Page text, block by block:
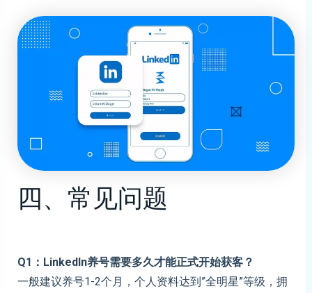
四、常见问题
Q1：LinkedIn养号需要多久才能正式开始获客？
一般建议养号1-2个月，个人资料达到”全明星”等级，拥